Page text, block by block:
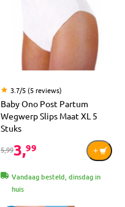
3.7/5 (5 reviews)
Baby Ono Post Partum
Wegwerp Slips Maat XL 5
Stuks
5,993,99
Vandaag besteld, dinsdag in
huis